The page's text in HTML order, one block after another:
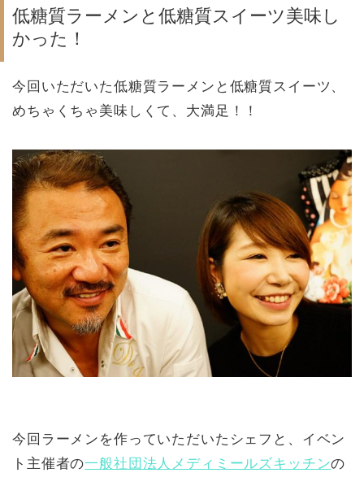
低糖質ラーメンと低糖質スイーツ美味し
かった！
今回いただいた低糖質ラーメンと低糖質スイーツ、
めちゃくちゃ美味しくて、大満足！！
今回ラーメンを作っていただいたシェフと、イベン
ト主催者の一般社団法人メディミールズキッチンの